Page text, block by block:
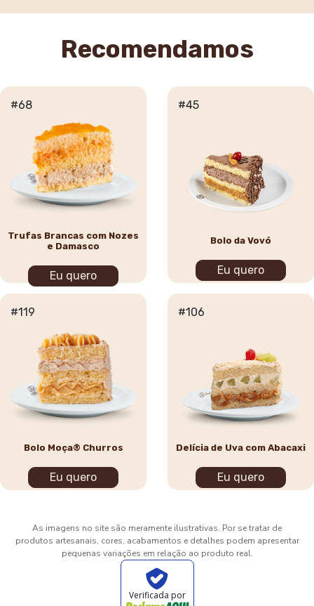
Recomendamos
#68
Trufas Brancas com Nozes
e Damasco
Eu quero
#45
Bolo da Vovó
Eu quero
#119
Bolo Moça® Churros
Eu quero
#106
Delícia de Uva com Abacaxi
Eu quero
As imagens no site são meramente ilustrativas. Por se tratar de
produtos artesanais, cores, acabamentos e detalhes podem apresentar
pequenas variações em relação ao produto real.
Verificada por